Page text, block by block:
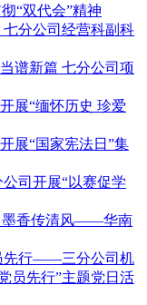
“双代会”精神
分公司经营科副科
谱新篇 七分公司项
展“缅怀历史 珍爱
展“国家宪法日”集
司开展“以赛促学
墨香传清风——华南
先行——三分公司机
员先行”主题党日活